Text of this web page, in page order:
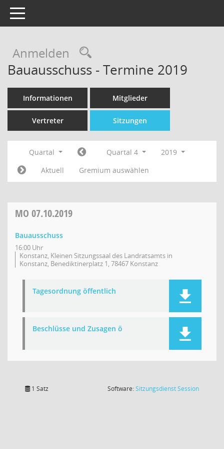
Toggle navigation
Anmelden Rechercheauswahl
Bauausschuss - Termine 2019
Informationen Mitglieder
Vertreter Sitzungen
Quartal Quartal 4
2019
Aktuell
Gremium auswählen
MO 07.10.2019
Bauausschuss
16:00 Uhr
Konstanz, Kleinen Sitzungssaal des Landratsamts in
Konstanz, Benediktinerplatz 1, 78467 Konstanz
Tagesordnung öffentlich
Beschlüsse und Zusagen ö
1 Satz Software:SitzungsdienstSession(Wird in